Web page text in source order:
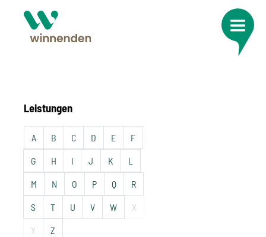
Leistungen
A B C D E F
G H I J K L
M N O P Q R
S T U V W X
Y Z